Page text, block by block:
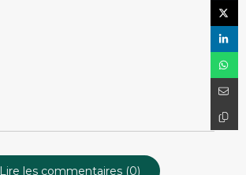
Lire les commentaires (0)